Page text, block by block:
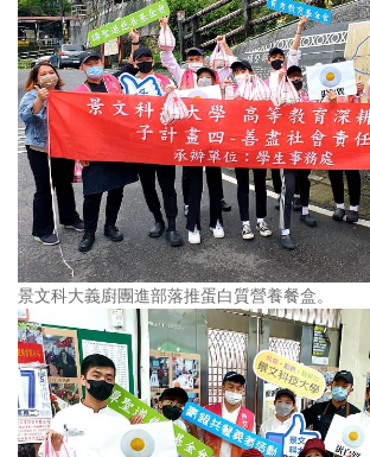
景文科大義廚團進部落推蛋白質營養餐盒。